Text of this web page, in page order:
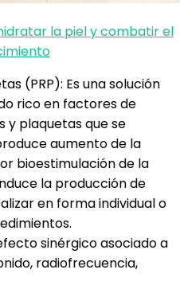
la piel y combatir el
(PRP): Es una solución
rico en factores de
plaquetas que se
aumento de la
bioestimulación de la
la producción de
en forma individual o
sinérgico asociado a
radiofrecuencia,